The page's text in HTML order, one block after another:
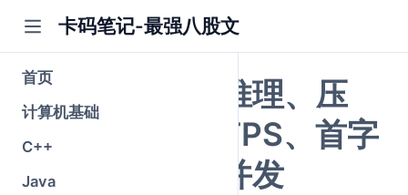
卡码笔记-最强八股文
首页
计算机基础
C++
Java
大模型部署、推理、压
测核心指标：TPS、首字
延迟、吞吐、并发